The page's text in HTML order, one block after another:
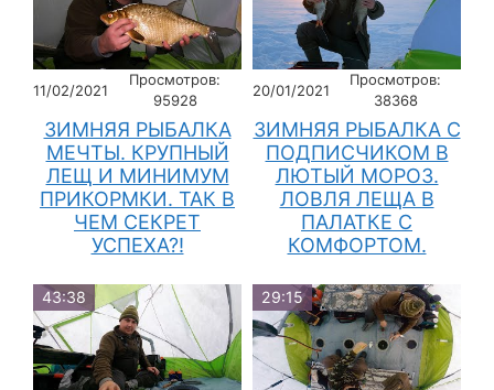
11/02/2021
Просмотров:
95928
ЗИМНЯЯ РЫБАЛКА
МЕЧТЫ. КРУПНЫЙ
ЛЕЩ И МИНИМУМ
ПРИКОРМКИ. ТАК В
ЧЕМ СЕКРЕТ
УСПЕХА?!
20/01/2021
Просмотров:
38368
ЗИМНЯЯ РЫБАЛКА С
ПОДПИСЧИКОМ В
ЛЮТЫЙ МОРОЗ.
ЛОВЛЯ ЛЕЩА В
ПАЛАТКЕ С
КОМФОРТОМ.
43:38 29:15